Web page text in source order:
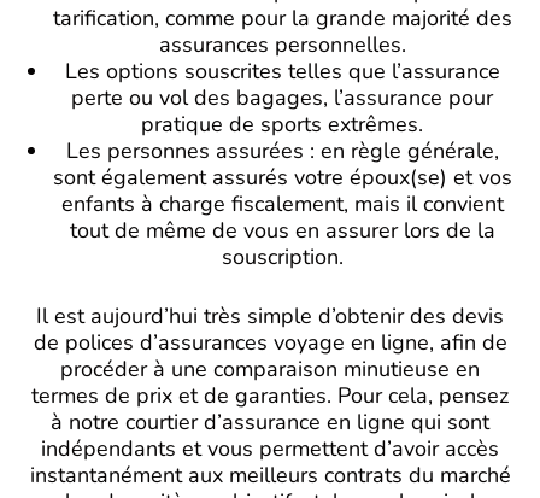
tarification, comme pour la grande majorité des
assurances personnelles.
Les options souscrites telles que l’assurance
perte ou vol des bagages, l’assurance pour
pratique de sports extrêmes.
Les personnes assurées : en règle générale,
sont également assurés votre époux(se) et vos
enfants à charge fiscalement, mais il convient
tout de même de vous en assurer lors de la
souscription.
Il est aujourd’hui très simple d’obtenir des devis
de polices d’assurances voyage en ligne, afin de
procéder à une comparaison minutieuse en
termes de prix et de garanties. Pour cela, pensez
à notre courtier d’assurance en ligne qui sont
indépendants et vous permettent d’avoir accès
instantanément aux meilleurs contrats du marché